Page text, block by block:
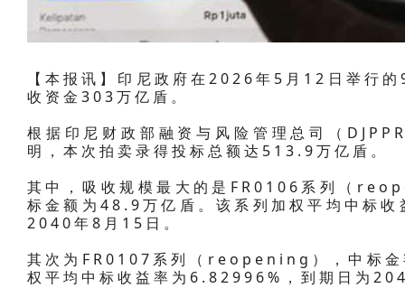
【本报讯】印尼政府在2026年5月12日举行
收资金303万亿盾。
根据印尼财政部融资与风险管理总司（
明，本次拍卖录得投标总额达513.9万亿盾。
其中，吸收规模最大的是FR0106系列（
标金额为48.9万亿盾。该系列加权平均中标
2040年8月15日。
其次为FR0107系列（reopening），中标
权平均中标收益率为6.82996%，到期日为